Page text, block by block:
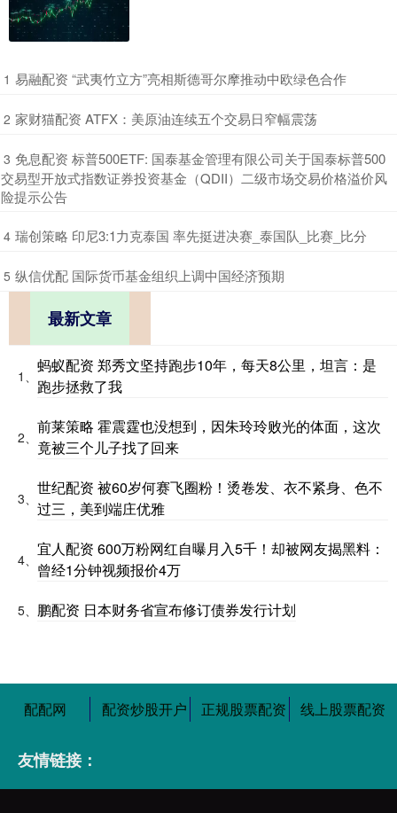
1 ​易融配资 “武夷竹立方”亮相斯德哥尔摩推动中欧绿色合作
2 ​家财猫配资 ATFX：美原油连续五个交易日窄幅震荡
3 ​免息配资 标普500ETF: 国泰基金管理有限公司关于国泰标普500
交易型开放式指数证券投资基金（QDII）二级市场交易价格溢价风
险提示公告
4 ​瑞创策略 印尼3:1力克泰国 率先挺进决赛_泰国队_比赛_比分
5 ​纵信优配 国际货币基金组织上调中国经济预期
最新文章
1、
蚂蚁配资 郑秀文坚持跑步10年，每天8公里，坦言：是
跑步拯救了我
2、
前莱策略 霍震霆也没想到，因朱玲玲败光的体面，这次
竟被三个儿子找了回来
3、
世纪配资 被60岁何赛飞圈粉！烫卷发、衣不紧身、色不
过三，美到端庄优雅
4、
宜人配资 600万粉网红自曝月入5千！却被网友揭黑料：
曾经1分钟视频报价4万
5、 鹏配资 日本财务省宣布修订债券发行计划
配配网 配资炒股开户 正规股票配资 线上股票配资
友情链接：